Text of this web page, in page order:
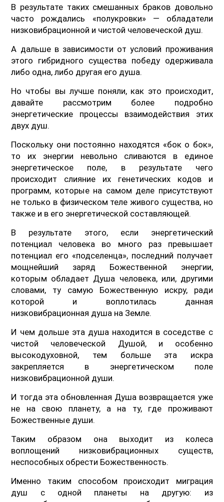
В результате таких смешанных браков довольно
часто рождались «полукровки» — обладатели
низковибрационной и чистой человеческой душ.
А дальше в зависимости от условий проживания
этого гибридного существа победу одерживала
либо одна, либо другая его душа.
Но чтобы вы лучше поняли, как это происходит,
давайте рассмотрим более подробно
энергетические процессы взаимодействия этих
двух душ.
Поскольку они постоянно находятся «бок о бок»,
то их энергии невольно сливаются в единое
энергетическое поле, в результате чего
происходит слияние их генетических кодов и
программ, которые на самом деле присутствуют
не только в физическом теле живого существа, но
также и в его энергетической составляющей.
В результате этого, если энергетический
потенциал человека во много раз превышает
потенциал его «подселенца», последний получает
мощнейший заряд Божественной энергии,
которым обладает Душа человека, или, другими
словами, ту самую Божественную искру, ради
которой и воплотилась данная
низковибрационная душа на Земле.
И чем дольше эта душа находится в соседстве с
чистой человеческой Душой, и особенно
высокодуховной, тем больше эта искра
закрепляется в энергетическом поле
низковибрационной души.
И тогда эта обновленная Душа возвращается уже
не на свою планету, а на ту, где проживают
Божественные души.
Таким образом она выходит из колеса
воплощений низковибрационных существ,
неспособных обрести Божественность.
Именно таким способом происходит миграция
душ с одной планеты на другую: из